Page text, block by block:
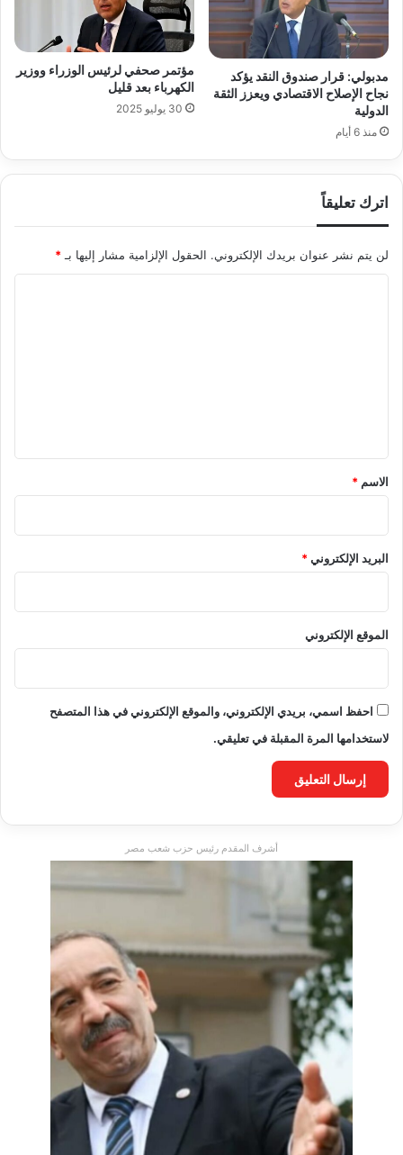
مدبولي: قرار صندوق النقد يؤكد
نجاح الإصلاح الاقتصادي ويعزز الثقة
الدولية
منذ 6 أيام
مؤتمر صحفي لرئيس الوزراء ووزير
الكهرباء بعد قليل
30 يوليو 2025
اترك تعليقاً
لن يتم نشر عنوان بريدك الإلكتروني. الحقول الإلزامية مشار إليها بـ*
*
الاسم *
البريد الإلكتروني*
الموقع الإلكتروني
احفظ اسمي، بريدي الإلكتروني، والموقع الإلكتروني في هذا المتصفح
لاستخدامها المرة المقبلة في تعليقي.
أشرف المقدم رئيس حزب شعب مصر